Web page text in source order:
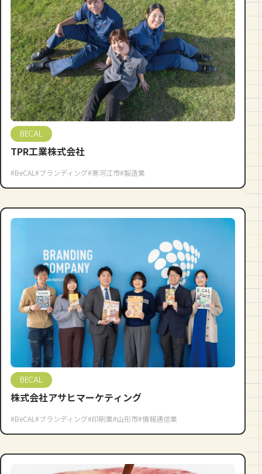
BECAL
TPR工業株式会社
#BeCAL #ブランディング#寒河江市#製造業
BECAL
株式会社アサヒマーケティング
#BeCAL#ブランディング#印刷業#山形市#情報通信業